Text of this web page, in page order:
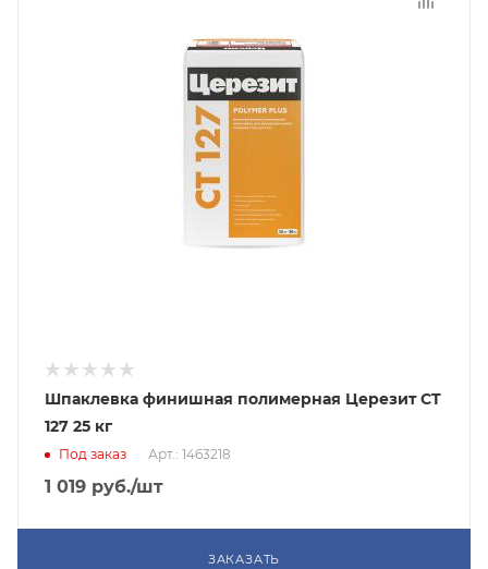
Шпаклевка финишная полимерная Церезит CT
127 25 кг
Под заказ Арт.: 1463218
1 019 руб./шт
ЗАКАЗАТЬ